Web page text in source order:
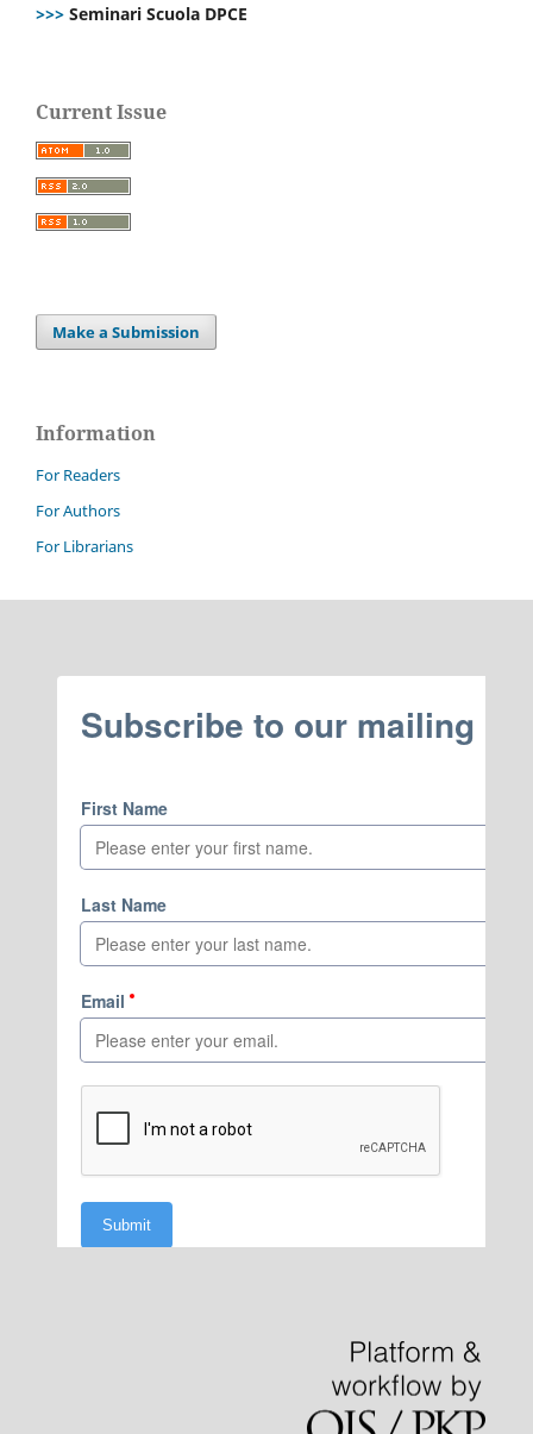
>>> Seminari Scuola DPCE
Current Issue
Make a Submission
Information
For Readers
For Authors
For Librarians